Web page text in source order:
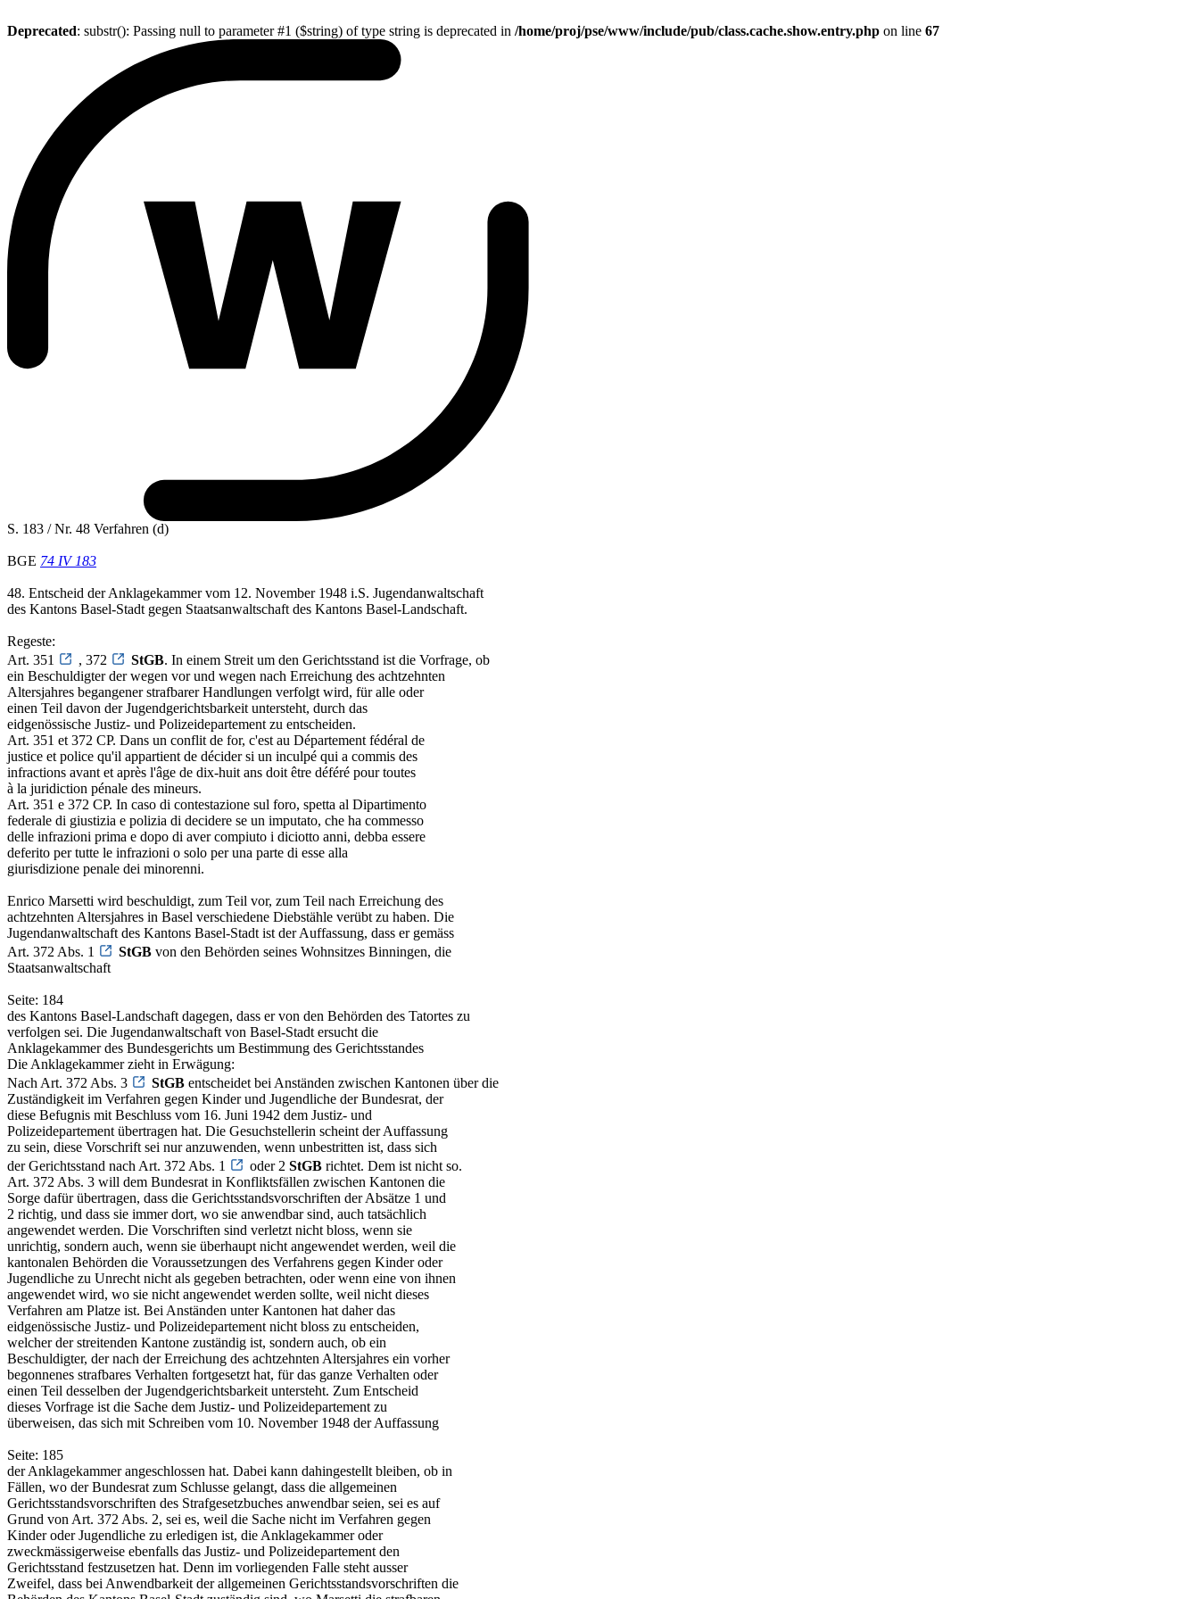
Deprecated: substr(): Passing null to parameter #1 ($string) of type string is deprecated in /home/proj/pse/www/include/pub/class.cache.show.entry.php on line 67
S. 183 / Nr. 48 Verfahren (d)
BGE 74 IV 183
48. Entscheid der Anklagekammer vom 12. November 1948 i.S. Jugendanwaltschaft
des Kantons Basel-Stadt gegen Staatsanwaltschaft des Kantons Basel-Landschaft.
Regeste:
Art. 351
, 372 StGB. In einem Streit um den Gerichtsstand ist die Vorfrage, ob
ein Beschuldigter der wegen vor und wegen nach Erreichung des achtzehnten
Altersjahres begangener strafbarer Handlungen verfolgt wird, für alle oder
einen Teil davon der Jugendgerichtsbarkeit untersteht, durch das
eidgenössische Justiz- und Polizeidepartement zu entscheiden.
Art. 351 et 372 CP. Dans un conflit de for, c'est au Département fédéral de
justice et police qu'il appartient de décider si un inculpé qui a commis des
infractions avant et après l'âge de dix-huit ans doit être déféré pour toutes
à la juridiction pénale des mineurs.
Art. 351 e 372 CP. In caso di contestazione sul foro, spetta al Dipartimento
federale di giustizia e polizia di decidere se un imputato, che ha commesso
delle infrazioni prima e dopo di aver compiuto i diciotto anni, debba essere
deferito per tutte le infrazioni o solo per una parte di esse alla
giurisdizione penale dei minorenni.
Enrico Marsetti wird beschuldigt, zum Teil vor, zum Teil nach Erreichung des
achtzehnten Altersjahres in Basel verschiedene Diebstähle verübt zu haben. Die
Jugendanwaltschaft des Kantons Basel-Stadt ist der Auffassung, dass er gemäss
Art. 372 Abs. 1
StGB von den Behörden seines Wohnsitzes Binningen, die
Staatsanwaltschaft
Seite: 184
des Kantons Basel-Landschaft dagegen, dass er von den Behörden des Tatortes zu
verfolgen sei. Die Jugendanwaltschaft von Basel-Stadt ersucht die
Anklagekammer des Bundesgerichts um Bestimmung des Gerichtsstandes
Die Anklagekammer zieht in Erwägung:
Nach Art. 372 Abs. 3
StGB entscheidet bei Anständen zwischen Kantonen über die
Zuständigkeit im Verfahren gegen Kinder und Jugendliche der Bundesrat, der
diese Befugnis mit Beschluss vom 16. Juni 1942 dem Justiz- und
Polizeidepartement übertragen hat. Die Gesuchstellerin scheint der Auffassung
zu sein, diese Vorschrift sei nur anzuwenden, wenn unbestritten ist, dass sich
der Gerichtsstand nach Art. 372 Abs. 1
oder 2 StGB richtet. Dem ist nicht so.
Art. 372 Abs. 3 will dem Bundesrat in Konfliktsfällen zwischen Kantonen die
Sorge dafür übertragen, dass die Gerichtsstandsvorschriften der Absätze 1 und
2 richtig, und dass sie immer dort, wo sie anwendbar sind, auch tatsächlich
angewendet werden. Die Vorschriften sind verletzt nicht bloss, wenn sie
unrichtig, sondern auch, wenn sie überhaupt nicht angewendet werden, weil die
kantonalen Behörden die Voraussetzungen des Verfahrens gegen Kinder oder
Jugendliche zu Unrecht nicht als gegeben betrachten, oder wenn eine von ihnen
angewendet wird, wo sie nicht angewendet werden sollte, weil nicht dieses
Verfahren am Platze ist. Bei Anständen unter Kantonen hat daher das
eidgenössische Justiz- und Polizeidepartement nicht bloss zu entscheiden,
welcher der streitenden Kantone zuständig ist, sondern auch, ob ein
Beschuldigter, der nach der Erreichung des achtzehnten Altersjahres ein vorher
begonnenes strafbares Verhalten fortgesetzt hat, für das ganze Verhalten oder
einen Teil desselben der Jugendgerichtsbarkeit untersteht. Zum Entscheid
dieses Vorfrage ist die Sache dem Justiz- und Polizeidepartement zu
überweisen, das sich mit Schreiben vom 10. November 1948 der Auffassung
Seite: 185
der Anklagekammer angeschlossen hat. Dabei kann dahingestellt bleiben, ob in
Fällen, wo der Bundesrat zum Schlusse gelangt, dass die allgemeinen
Gerichtsstandsvorschriften des Strafgesetzbuches anwendbar seien, sei es auf
Grund von Art. 372 Abs. 2, sei es, weil die Sache nicht im Verfahren gegen
Kinder oder Jugendliche zu erledigen ist, die Anklagekammer oder
zweckmässigerweise ebenfalls das Justiz- und Polizeidepartement den
Gerichtsstand festzusetzen hat. Denn im vorliegenden Falle steht ausser
Zweifel, dass bei Anwendbarkeit der allgemeinen Gerichtsstandsvorschriften die